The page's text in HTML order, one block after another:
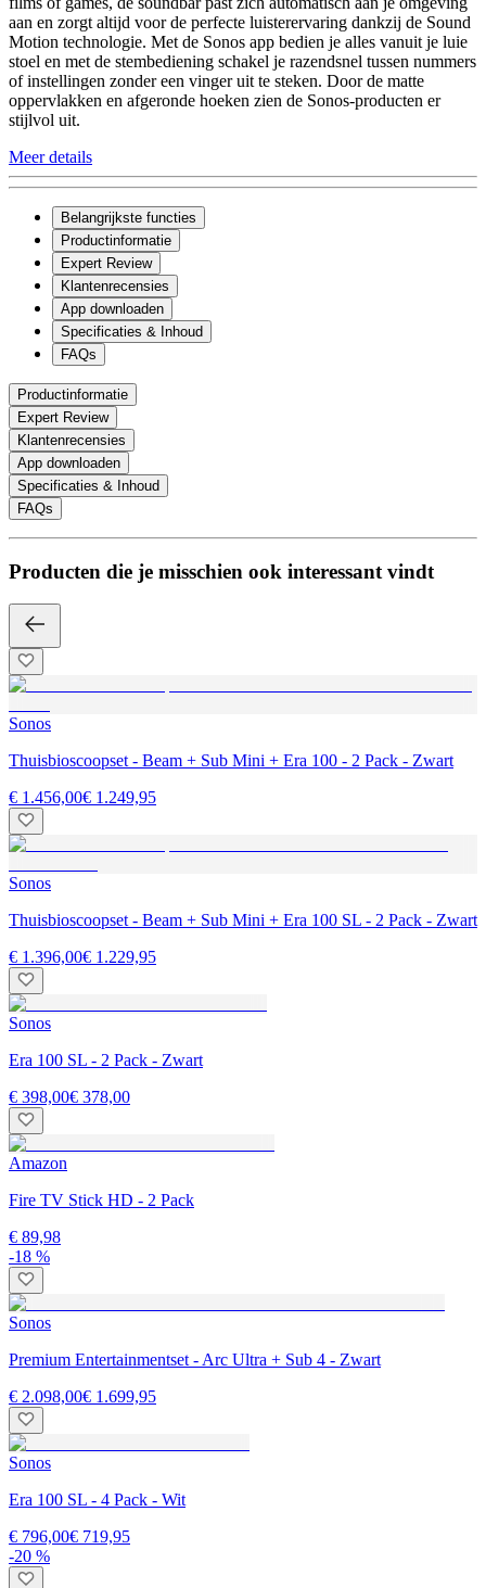
aan en zorgt altijd voor de perfecte luisterervaring dankzij de Sound
Motion technologie. Met de Sonos app bedien je alles vanuit je luie
stoel en met de stembediening schakel je razendsnel tussen nummers
of instellingen zonder een vinger uit te steken. Door de matte
oppervlakken en afgeronde hoeken zien de Sonos-producten er
stijlvol uit.
Meer details
Belangrijkste functies
Productinformatie
Expert Review
Klantenrecensies
App downloaden
Specificaties & Inhoud
FAQs
Productinformatie
Expert Review
Klantenrecensies
App downloaden
Specificaties & Inhoud
FAQs
Producten die je misschien ook interessant vindt
Sonos
Thuisbioscoopset - Beam + Sub Mini + Era 100 - 2 Pack - Zwart
€ 1.456,00€ 1.249,95
Sonos
Thuisbioscoopset - Beam + Sub Mini + Era 100 SL - 2 Pack - Zwart
€ 1.396,00€ 1.229,95
Sonos
Era 100 SL - 2 Pack - Zwart
€ 398,00€ 378,00
Amazon
Fire TV Stick HD - 2 Pack
€ 89,98
-18 %
Sonos
Premium Entertainmentset - Arc Ultra + Sub 4 - Zwart
€ 2.098,00€ 1.699,95
Sonos
Era 100 SL - 4 Pack - Wit
€ 796,00€ 719,95
-20 %